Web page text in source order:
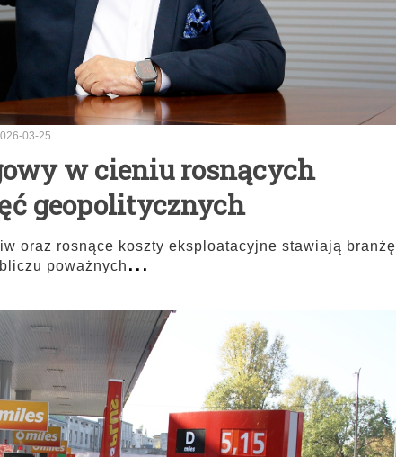
03-25
w cieniu rosnących
geopolitycznych
oraz rosnące koszty eksploatacyjne stawiają branżę
poważnych...